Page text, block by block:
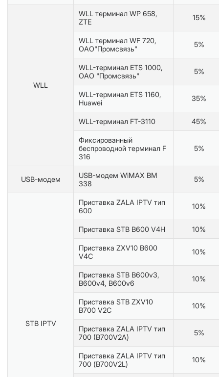
WLL
WLL терминал WP 658,
ZTE
15%
WLL терминал WF 720,
ОАО"Промсвязь"
5%
WLL-терминал ETS 1000,
ОАО "Промсвязь"
5%
WLL-терминал ETS 1160,
Huawei
35%
WLL-терминал FT-3110 45%
Фиксированный
беспроводной терминал F
316
5%
USB-модем
USB-модем WiMAX BM
338
5%
STB IPTV
Приставка ZALA IPTV тип
600
10%
Приставка STB В600 V4Н 10%
Приставка ZXV10 B600
V4C
10%
Приставка STB B600v3,
B600v4, B600v6
10%
Приставка STB ZXV10
B700 V2C
10%
Приставка ZALA IPTV тип
700 (В700V2A)
5%
Приставка ZALA IPTV тип
700 (B700V2L)
10%